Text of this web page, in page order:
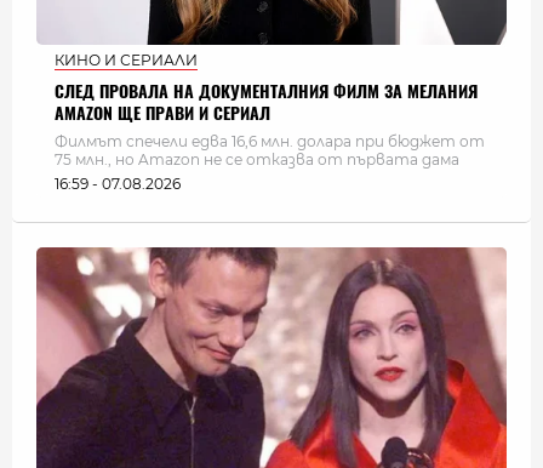
КИНО И СЕРИАЛИ
СЛЕД ПРОВАЛА НА ДОКУМЕНТАЛНИЯ ФИЛМ ЗА МЕЛАНИЯ
AMAZON ЩЕ ПРАВИ И СЕРИАЛ
Филмът спечели едва 16,6 млн. долара при бюджет от
75 млн., но Amazon не се отказва от първата дама
16:59 - 07.08.2026